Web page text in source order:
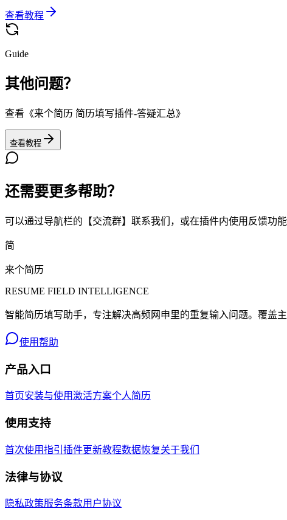
查看教程
Guide
其他问题？
查看《来个简历 简历填写插件-答疑汇总》
查看教程
还需要更多帮助？
可以通过导航栏的【交流群】联系我们，或在插件内使用反馈功
简
来个简历
RESUME FIELD INTELLIGENCE
智能简历填写助手，专注解决高频网申里的重复输入问题。覆盖
使用帮助
产品入口
首页安装与使用激活方案个人简历
使用支持
首次使用指引 插件更新教程数据恢复关于我们
法律与协议
隐私政策服务条款用户协议